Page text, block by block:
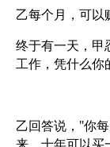
乙每个月，可以
终于有一天，甲
工作，凭什么你
乙回答说，"你